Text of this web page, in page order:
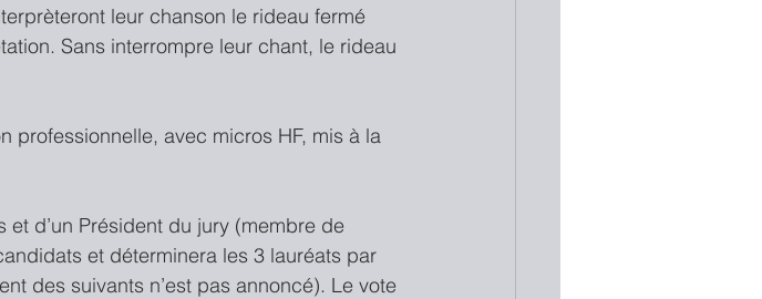
leur chanson le rideau fermé
Sans interrompre leur chant, le rideau
professionnelle, avec micros HF, mis à la
d’un Président du jury (membre de
et déterminera les 3 lauréats par
des suivants n’est pas annoncé). Le vote